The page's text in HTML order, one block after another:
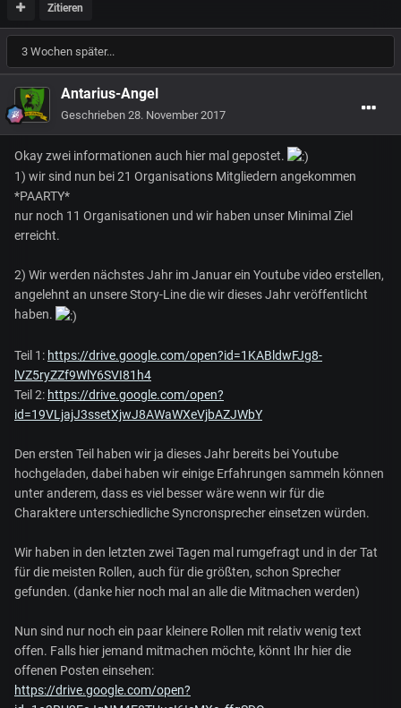
Zitieren
3 Wochen später...
Antarius-Angel
Geschrieben 28. November 2017
Okay zwei informationen auch hier mal gepostet.
1) wir sind nun bei 21 Organisations Mitgliedern angekommen
*PAARTY*
nur noch 11 Organisationen und wir haben unser Minimal Ziel
erreicht.
2) Wir werden nächstes Jahr im Januar ein Youtube video erstellen,
angelehnt an unsere Story-Line die wir dieses Jahr veröffentlicht
haben.
Teil 1: https://drive.google.com/open?id=1KABldwFJg8-
lVZ5ryZZf9WlY6SVI81h4
Teil 2: https://drive.google.com/open?
id=19VLjajJ3ssetXjwJ8AWaWXeVjbAZJWbY
Den ersten Teil haben wir ja dieses Jahr bereits bei Youtube
hochgeladen, dabei haben wir einige Erfahrungen sammeln können
unter anderem, dass es viel besser wäre wenn wir für die
Charaktere unterschiedliche Syncronsprecher einsetzen würden.
Wir haben in den letzten zwei Tagen mal rumgefragt und in der Tat
für die meisten Rollen, auch für die größten, schon Sprecher
gefunden. (danke hier noch mal an alle die Mitmachen werden)
Nun sind nur noch ein paar kleinere Rollen mit relativ wenig text
offen. Falls hier jemand mitmachen möchte, könnt Ihr hier die
offenen Posten einsehen:
https://drive.google.com/open?